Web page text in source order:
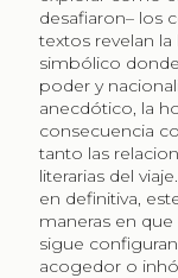
desafiaron– los
textos revelan
simbólico
poder y
anecdótico, la
consecuencia
tanto las
literarias del
en definitiva,
maneras en
sigue
acogedor o